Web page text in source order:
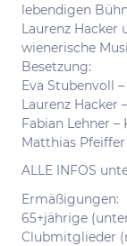
lebendigen
Laurenz Hacker
wienerische
Besetzung:
Eva Stubenvoll
Laurenz Hacker
Fabian Lehner –
Matthias Pfeiffer
ALLE INFOS
Ermäßigungen:
65+jährige
Clubmitglieder